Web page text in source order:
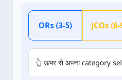
ORs (3-5) JCOs
👆 ऊपर से अपना category